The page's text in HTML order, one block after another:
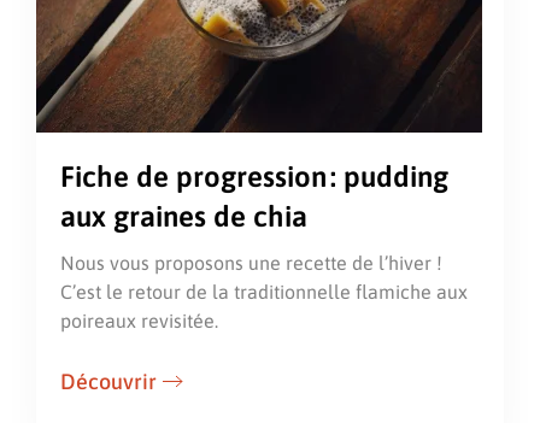
Fiche de progression : pudding
aux graines de chia
Nous vous proposons une recette de l’hiver !
C’est le retour de la traditionnelle flamiche aux
poireaux revisitée.
Découvrir